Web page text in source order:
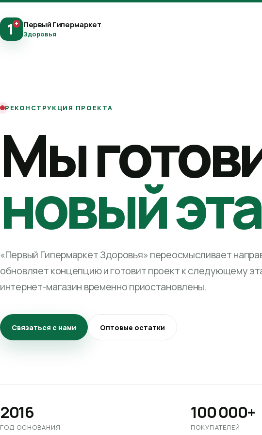
1+ Первый Гипермаркет
Здоровья
РЕКОНСТРУКЦИЯ ПРОЕКТА
Мы
новый
«Первый Гипермаркет Здоровья» переосмысливает
обновляет концепцию и готовит проект к следующему
интернет-магазин временно приостановлены.
Связаться с нами Оптовые остатки
2016
ГОД ОСНОВАНИЯ
100 000+
ПОКУПАТЕЛЕЙ